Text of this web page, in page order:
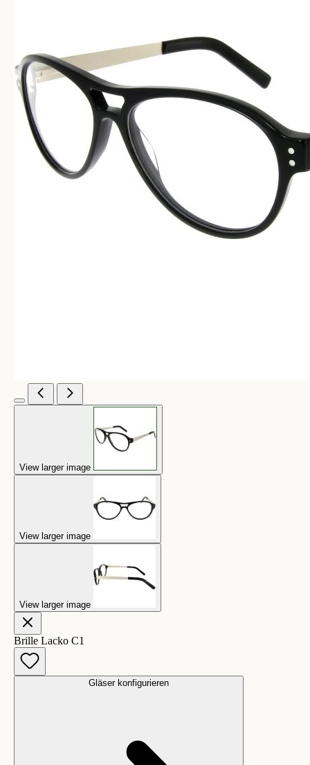
View larger image
View larger image
View larger image
Brille Lacko C1
Gläser konfigurieren